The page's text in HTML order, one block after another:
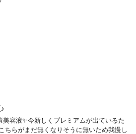
美容液✨今新しくプレミアムが出ているた
ちらがまだ無くなりそうに無いため我慢し